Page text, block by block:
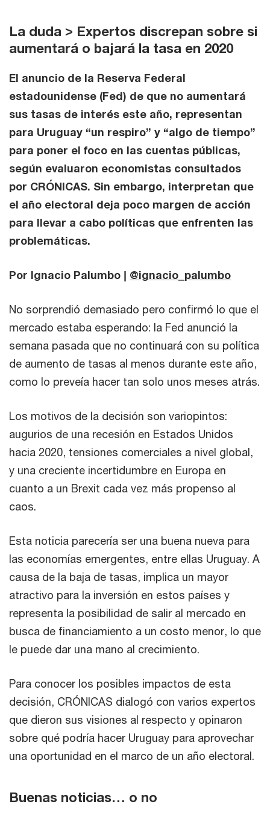
La duda > Expertos discrepan sobre si
aumentará o bajará la tasa en 2020
El anuncio de la Reserva Federal
estadounidense (Fed) de que no aumentará
sus tasas de interés este año, representan
para Uruguay “un respiro” y “algo de tiempo”
para poner el foco en las cuentas públicas,
según evaluaron economistas consultados
por CRÓNICAS. Sin embargo, interpretan que
el año electoral deja poco margen de acción
para llevar a cabo políticas que enfrenten las
problemáticas.
Por Ignacio Palumbo | @ignacio_palumbo
No sorprendió demasiado pero confirmó lo que el
mercado estaba esperando: la Fed anunció la
semana pasada que no continuará con su política
de aumento de tasas al menos durante este año,
como lo preveía hacer tan solo unos meses atrás.
Los motivos de la decisión son variopintos:
augurios de una recesión en Estados Unidos
hacia 2020, tensiones comerciales a nivel global,
y una creciente incertidumbre en Europa en
cuanto a un Brexit cada vez más propenso al
caos.
Esta noticia parecería ser una buena nueva para
las economías emergentes, entre ellas Uruguay. A
causa de la baja de tasas, implica un mayor
atractivo para la inversión en estos países y
representa la posibilidad de salir al mercado en
busca de financiamiento a un costo menor, lo que
le puede dar una mano al crecimiento.
Para conocer los posibles impactos de esta
decisión, CRÓNICAS dialogó con varios expertos
que dieron sus visiones al respecto y opinaron
sobre qué podría hacer Uruguay para aprovechar
una oportunidad en el marco de un año electoral.
Buenas noticias… o no